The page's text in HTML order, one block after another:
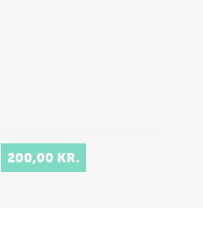
200,00 KR.